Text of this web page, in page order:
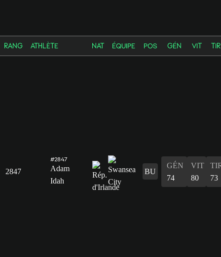
RANG ATHLÈTE NAT ÉQUIPE POS GÉN VIT TIR
2847
#2847
Adam
Idah
BU
GÉN
74
VIT
80
73